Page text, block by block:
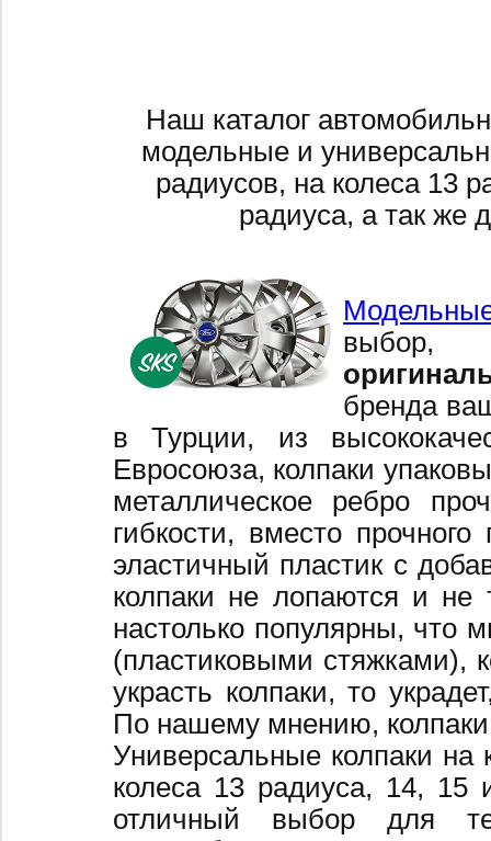
Наш каталог
модельные и
радиусов, на колеса 13
радиуса, а так же
выбор,
бренда
в Турции, из
Евросоюза, колпаки
металлическое ребро
гибкости, вместо
эластичный пластик с
колпаки не лопаются и не
настолько популярны, что
(пластиковыми стяжками),
украсть колпаки, то
По нашему мнению,
Универсальные колпаки
колеса 13 радиуса, 14,
отличный выбор для